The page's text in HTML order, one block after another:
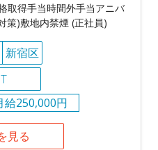
取得手当時間外手当アニバ
策)敷地内禁煙 (正社員)
新宿区
給250,000円
見る